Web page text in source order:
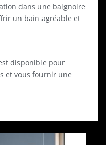
dans une baignoire
un bain agréable et
disponible pour
et vous fournir une